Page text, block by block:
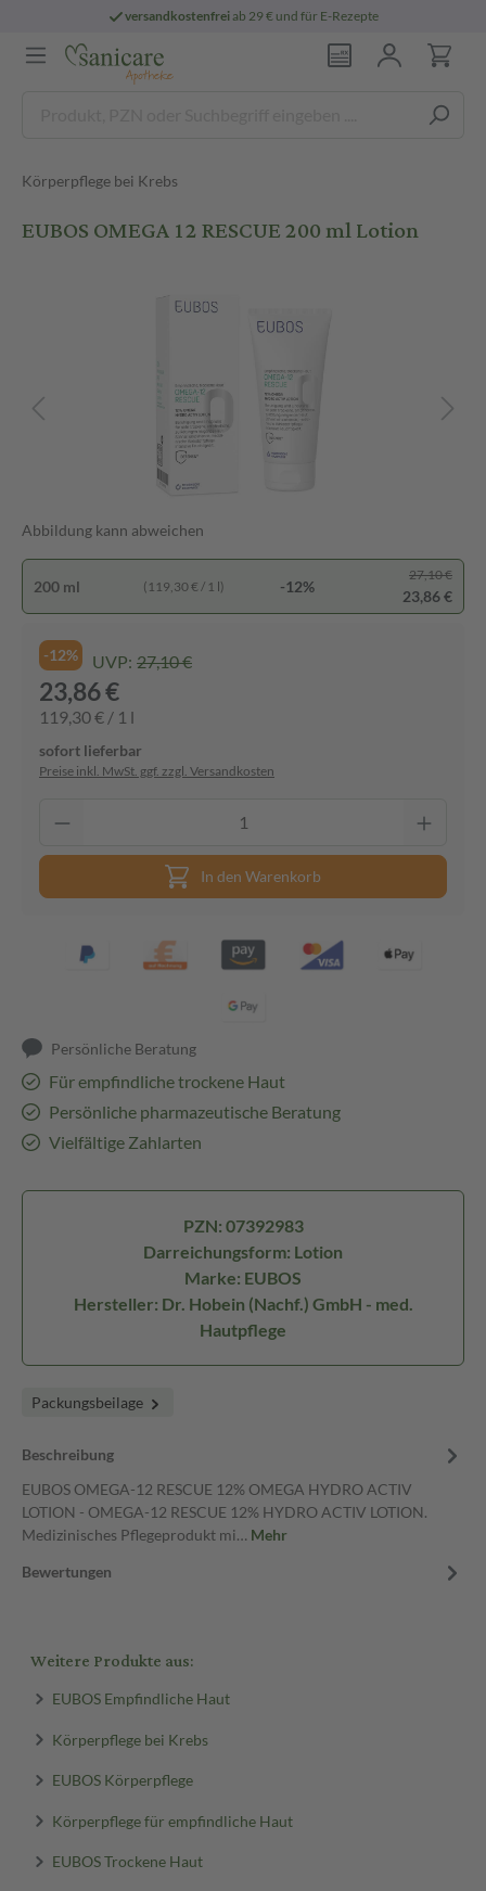
versandkostenfreiab 29 € und für E-Rezepte
Körperpflege bei Krebs
EUBOS OMEGA 12 RESCUE 200 ml Lotion
Abbildung kann abweichen
200 ml (119,30 € / 1 l) -12%
27,10 €
23,86 €
-12% UVP: 27,10 €
23,86 €
119,30 € / 1 l
sofort lieferbar
Preise inkl. MwSt. ggf. zzgl. Versandkosten
In den Warenkorb
Persönliche Beratung
Für empfindliche trockene Haut
Persönliche pharmazeutische Beratung
Vielfältige Zahlarten
PZN: 07392983
Darreichungsform: Lotion
Marke: EUBOS
Hersteller: Dr. Hobein (Nachf.) GmbH - med.
Hautpflege
Packungsbeilage
Beschreibung
EUBOS OMEGA-12 RESCUE 12% OMEGA HYDRO ACTIV
LOTION - OMEGA-12 RESCUE 12% HYDRO ACTIV LOTION.
Medizinisches Pflegeprodukt mi… Mehr
Bewertungen
Weitere Produkte aus:
EUBOS Empfindliche Haut
Körperpflege bei Krebs
EUBOS Körperpflege
Körperpflege für empfindliche Haut
EUBOS Trockene Haut